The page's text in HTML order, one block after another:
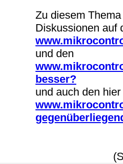
Zu diesem
Diskussionen auf
und den
besser?
und auch den hier